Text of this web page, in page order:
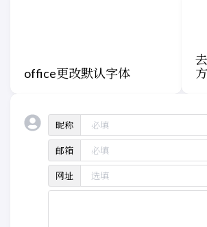
office更改默认字体
昵称
邮箱
网址